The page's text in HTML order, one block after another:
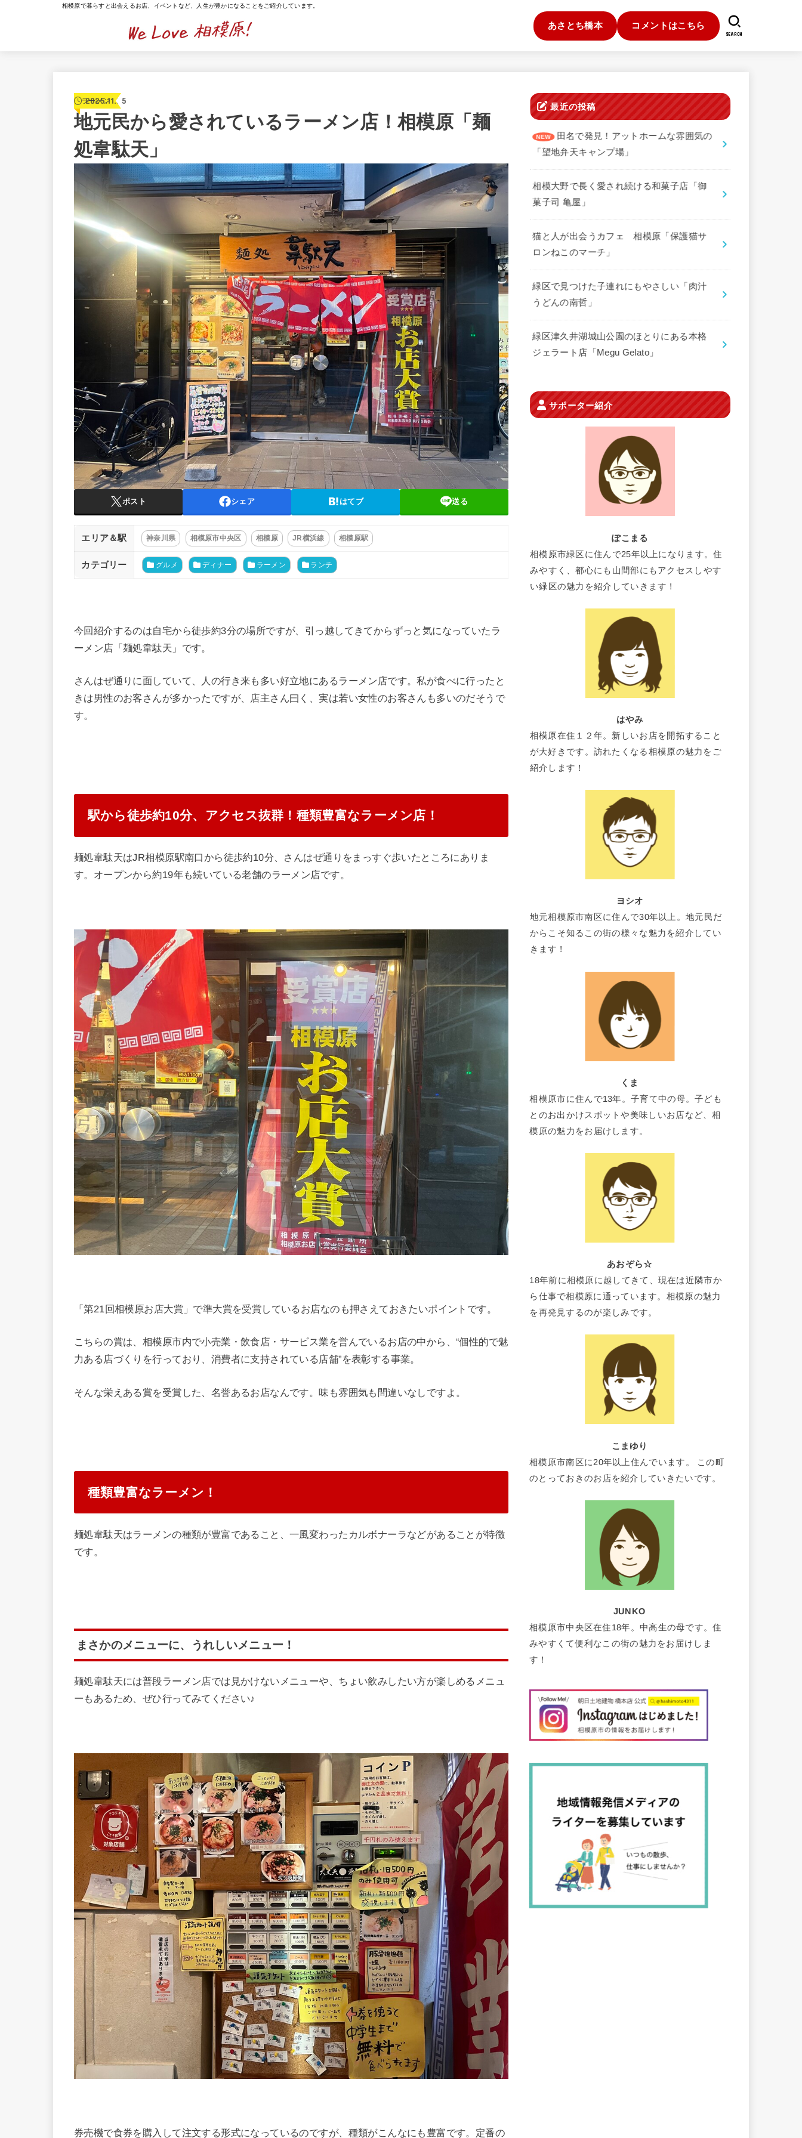
相模原で暮らすと出会えるお店、イベントなど、人生が豊かになることをご紹介しています。
あさとち橋本 コメントはこちら
SEARCH
ラーメン
2025.11.25
地元民から愛されているラーメン店！相模原「麺
処韋駄天」
ポスト シェア はてブ 送る
エリア＆駅 神奈川県 相模原市中央区 相模原 JR横浜線 相模原駅
カテゴリー グルメ ディナー ラーメン ランチ
今回紹介するのは自宅から徒歩約3分の場所ですが、引っ越してきてからずっと気になっていたラ
ーメン店「麺処韋駄天」です。
さんはぜ通りに面していて、人の行き来も多い好立地にあるラーメン店です。私が食べに行ったと
きは男性のお客さんが多かったですが、店主さん曰く、実は若い女性のお客さんも多いのだそうで
す。
駅から徒歩約10分、アクセス抜群！種類豊富なラーメン店！
麺処韋駄天はJR相模原駅南口から徒歩約10分、さんはぜ通りをまっすぐ歩いたところにありま
す。オープンから約19年も続いている老舗のラーメン店です。
「第21回相模原お店大賞」で準大賞を受賞しているお店なのも押さえておきたいポイントです。
こちらの賞は、相模原市内で小売業・飲食店・サービス業を営んでいるお店の中から、“個性的で魅
力ある店づくりを行っており、消費者に支持されている店舗”を表彰する事業。
そんな栄えある賞を受賞した、名誉あるお店なんです。味も雰囲気も間違いなしですよ。
種類豊富なラーメン！
麺処韋駄天はラーメンの種類が豊富であること、一風変わったカルボナーラなどがあることが特徴
です。
まさかのメニューに、うれしいメニュー！
麺処韋駄天には普段ラーメン店では見かけないメニューや、ちょい飲みしたい方が楽しめるメニュ
ーもあるため、ぜひ行ってみてください♪
券売機で食券を購入して注文する形式になっているのですが、種類がこんなにも豊富です。定番の
最近の投稿
田名で発見！アットホームな雰囲気の
「望地弁天キャンプ場」
相模大野で長く愛され続ける和菓子店「御
菓子司 亀屋」
猫と人が出会うカフェ 相模原「保護猫サ
ロンねこのマーチ」
緑区で見つけた子連れにもやさしい「肉汁
うどんの南哲」
緑区津久井湖城山公園のほとりにある本格
ジェラート店「Megu Gelato」
サポーター紹介
ぽこまる
相模原市緑区に住んで25年以上になります。住
みやすく、都心にも山間部にもアクセスしやす
い緑区の魅力を紹介していきます！
はやみ
相模原在住１２年。新しいお店を開拓すること
が大好きです。訪れたくなる相模原の魅力をご
紹介します！
ヨシオ
地元相模原市南区に住んで30年以上。地元民だ
からこそ知るこの街の様々な魅力を紹介してい
きます！
くま
相模原市に住んで13年。子育て中の母。子ども
とのお出かけスポットや美味しいお店など、相
模原の魅力をお届けします。
あおぞら☆
18年前に相模原に越してきて、現在は近隣市か
ら仕事で相模原に通っています。相模原の魅力
を再発見するのが楽しみです。
こまゆり
相模原市南区に20年以上住んでいます。 この町
のとっておきのお店を紹介していきたいです。
JUNKO
相模原市中央区在住18年。中高生の母です。住
みやすくて便利なこの街の魅力をお届けしま
す！